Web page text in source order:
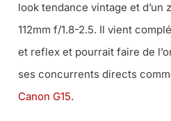
look tendance vintage et d’un
112mm f/1.8-2.5. Il vient
et reflex et pourrait faire de
ses concurrents directs
Canon G15.